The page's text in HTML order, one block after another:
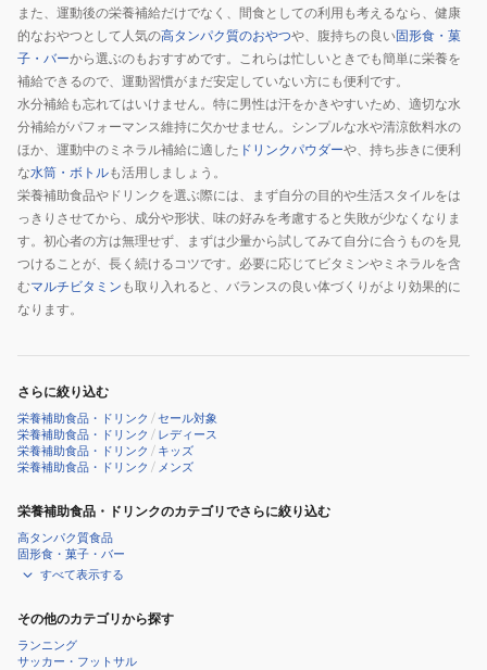
また、運動後の栄養補給だけでなく、間食としての利用も考えるなら、健康
的なおやつとして人気の高タンパク質のおやつや、腹持ちの良い固形食・菓
子・バーから選ぶのもおすすめです。これらは忙しいときでも簡単に栄養を
補給できるので、運動習慣がまだ安定していない方にも便利です。
水分補給も忘れてはいけません。特に男性は汗をかきやすいため、適切な水
分補給がパフォーマンス維持に欠かせません。シンプルな水や清涼飲料水の
ほか、運動中のミネラル補給に適した ドリンクパウダーや、持ち歩きに便利
な水筒・ボトルも活用しましょう。
栄養補助食品やドリンクを選ぶ際には、まず自分の目的や生活スタイルをは
っきりさせてから、成分や形状、味の好みを考慮すると失敗が少なくなりま
す。初心者の方は無理せず、まずは少量から試してみて自分に合うものを見
つけることが、長く続けるコツです。必要に応じてビタミンやミネラルを含
むマルチビタミン も取り入れると、バランスの良い体づくりがより効果的に
なります。
さらに絞り込む
栄養補助食品・ドリンク /セール対象
栄養補助食品・ドリンク / レディース
栄養補助食品・ドリンク / キッズ
栄養補助食品・ドリンク / メンズ
栄養補助食品・ドリンクのカテゴリでさらに絞り込む
高タンパク質食品
固形食・菓子・バー
すべて表示する
その他のカテゴリから探す
ランニング
サッカー・フットサル